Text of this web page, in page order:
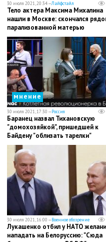
30 июля 2021, 20:34 —Лайфстайл
Тело актера Максима Михалина
нашли в Москве: скончался
парализованной матерью
мнение
30 июля 2021, 17:30 —Россия
Баранец назвал Тихановскую
"домохозяйкой", пришедшей к
Байдену "облизать тарелки"
30 июля 2021, 16:00 —Военное обозрение
Лукашенко отбил у НАТО
нападать на Белоруссию: "Сюда